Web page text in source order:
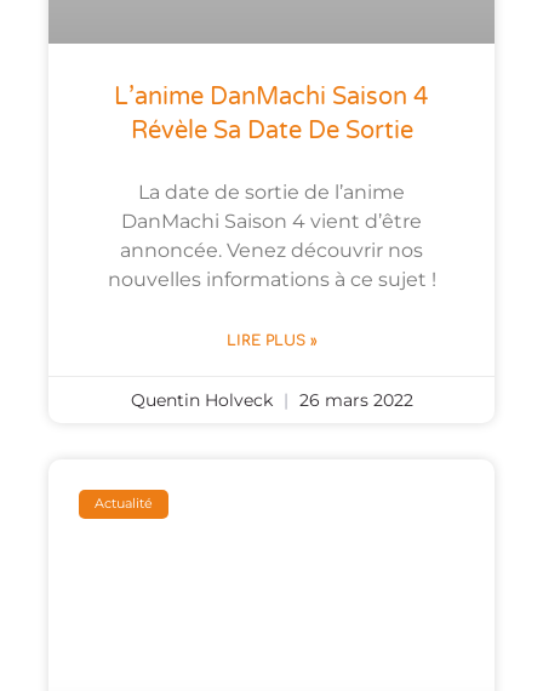
L’anime DanMachi Saison 4
Révèle Sa Date De Sortie
La date de sortie de l’anime
DanMachi Saison 4 vient d’être
annoncée. Venez découvrir nos
nouvelles informations à ce sujet !
LIRE PLUS »
Quentin Holveck 26 mars 2022
Actualité